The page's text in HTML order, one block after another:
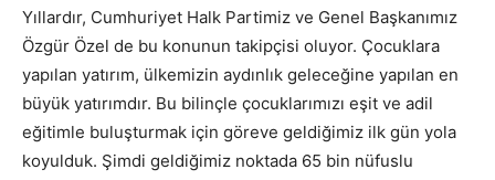
Yıllardır, Cumhuriyet Halk Partimiz ve Genel Başkanımız
Özgür Özel de bu konunun takipçisi oluyor. Çocuklara
yapılan yatırım, ülkemizin aydınlık geleceğine yapılan en
büyük yatırımdır. Bu bilinçle çocuklarımızı eşit ve adil
eğitimle buluşturmak için göreve geldiğimiz ilk gün yola
koyulduk. Şimdi geldiğimiz noktada 65 bin nüfuslu